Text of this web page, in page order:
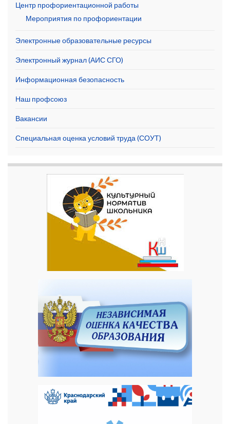
Центр профориентационной работы
Мероприятия по профориентации
Электронные образовательные ресурсы
Электронный журнал (АИС СГО)
Информационная безопасность
Наш профсоюз
Вакансии
Специальная оценка условий труда (СОУТ)